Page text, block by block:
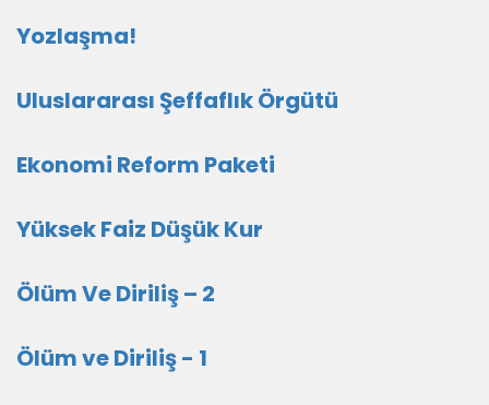
Yozlaşma!
Uluslararası Şeffaflık Örgütü
Ekonomi Reform Paketi
Yüksek Faiz Düşük Kur
Ölüm Ve Diriliş – 2
Ölüm ve Diriliş - 1